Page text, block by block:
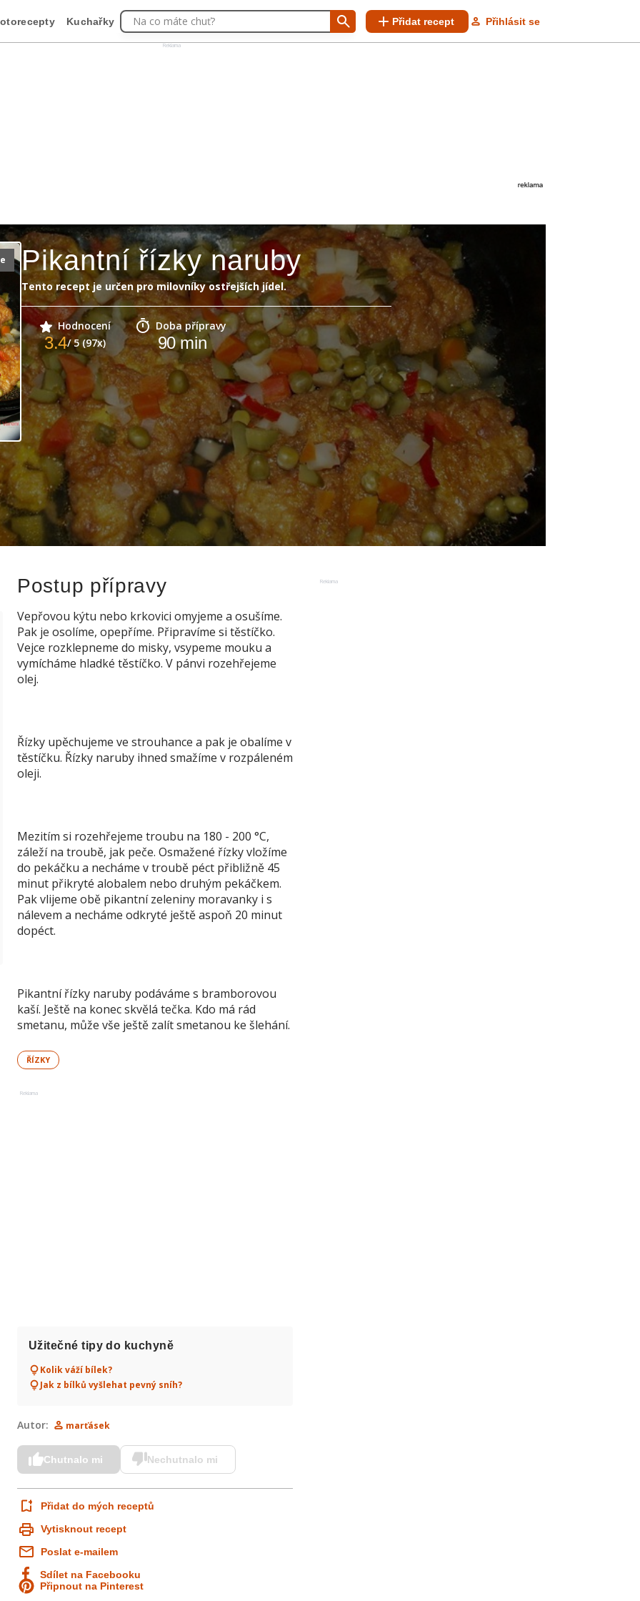
Reklama
Kuchařky Na co máte chuť? Přidat recept Přihlásit se
Pikantní řízky naruby
Tento recept je určen pro milovníky ostřejších jídel.
Hodnocení
3.4/ 5 (97x)
Doba přípravy
90min
Reklama
Postup přípravy
Vepřovou kýtu nebo krkovici omyjeme a osušíme.
Pak je osolíme, opepříme. Připravíme si těstíčko.
Vejce rozklepneme do misky, vsypeme mouku a
vymícháme hladké těstíčko. V pánvi rozehřejeme
olej.
Řízky upěchujeme ve strouhance a pak je obalíme v
těstíčku. Řízky naruby ihned smažíme v rozpáleném
oleji.
Mezitím si rozehřejeme troubu na 180 - 200 °C,
záleží na troubě, jak peče. Osmažené řízky vložíme
do pekáčku a necháme v troubě péct přibližně 45
minut přikryté alobalem nebo druhým pekáčkem.
Pak vlijeme obě pikantní zeleniny moravanky i s
nálevem a necháme odkryté ještě aspoň 20 minut
dopéct.
Pikantní řízky naruby podáváme s bramborovou
kaší. Ještě na konec skvělá tečka. Kdo má rád
smetanu, může vše ještě zalít smetanou ke šlehání.
ŘÍZKY
Reklama
Užitečné tipy do kuchyně
Kolik váží bílek?
Jak z bílků vyšlehat pevný sníh?
Autor: marťásek
Chutnalo mi Nechutnalo mi
Přidat do mých receptů
Vytisknout recept
Poslat e-mailem
Sdílet na Facebooku
Připnout na Pinterest